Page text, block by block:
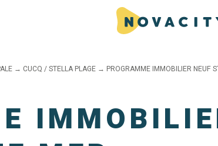
→ CUCQ / STELLA PLAGE → PROGRAMME IMMOBILIER NEUF